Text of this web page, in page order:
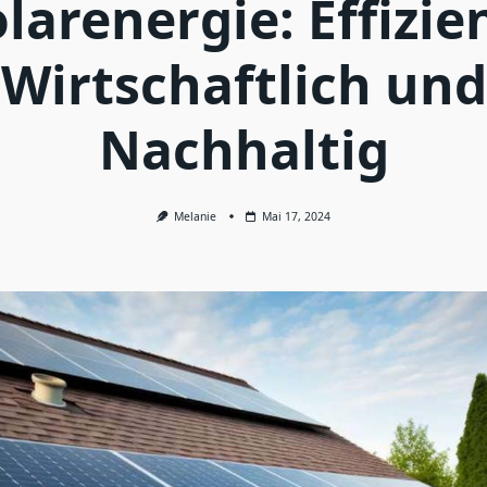
Wirtschaftlich und
Nachhaltig
Melanie Mai 17, 2024